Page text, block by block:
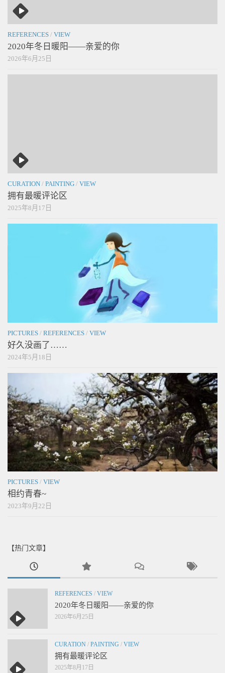
REFERENCES / VIEW
2020年冬日暖阳——亲爱的你
2026年6月25日
CURATION / PAINTING / VIEW
拥有最暖评论区
2025年8月17日
PICTURES / REFERENCES / VIEW
好久没画了……
2024年5月18日
PICTURES / VIEW
相约青春~
2023年9月22日
【热门文章】
REFERENCES / VIEW
2020年冬日暖阳——亲爱的你
2026年6月25日
CURATION / PAINTING / VIEW
拥有最暖评论区
2025年8月17日